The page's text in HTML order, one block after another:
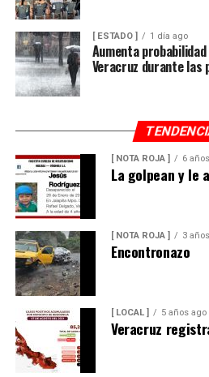
[ ESTADO ] 1 día ago
Aumenta
Veracruz durante las
[ NOTA ROJA ] 6
La golpean y le
[ NOTA ROJA ] 3
Encontronazo
[ LOCAL ] 5 años ago
Veracruz